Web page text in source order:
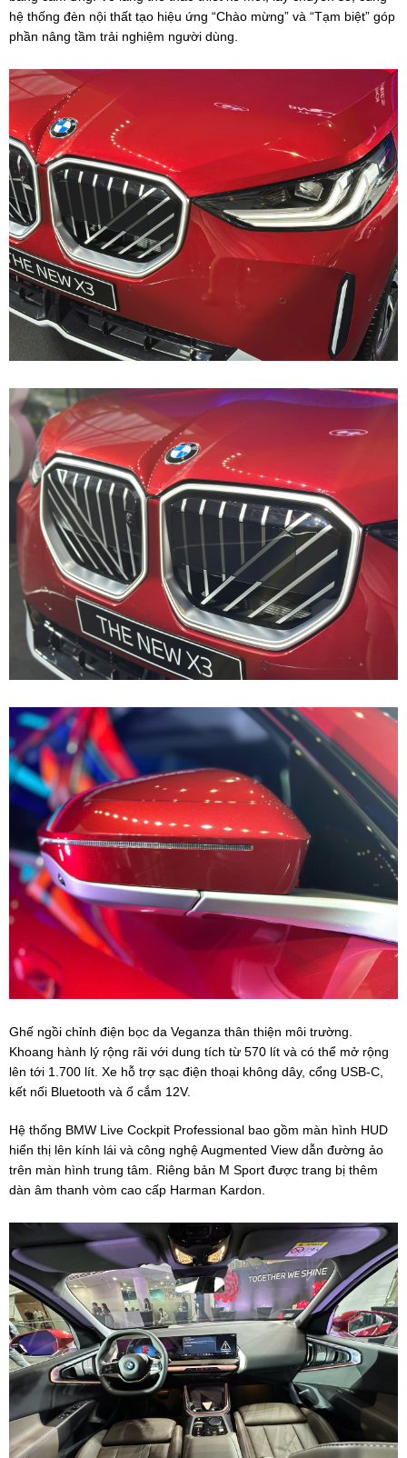
hệ thống đèn nội thất tạo hiệu ứng “Chào mừng” và “Tạm biệt” góp
phần nâng tầm trải nghiệm người dùng.
Ghế ngồi chỉnh điện bọc da Veganza thân thiện môi trường.
Khoang hành lý rộng rãi với dung tích từ 570 lít và có thể mở rộng
lên tới 1.700 lít. Xe hỗ trợ sạc điện thoại không dây, cổng USB-C,
kết nối Bluetooth và ổ cắm 12V.
Hệ thống BMW Live Cockpit Professional bao gồm màn hình HUD
hiển thị lên kính lái và công nghệ Augmented View dẫn đường ảo
trên màn hình trung tâm. Riêng bản M Sport được trang bị thêm
dàn âm thanh vòm cao cấp Harman Kardon.